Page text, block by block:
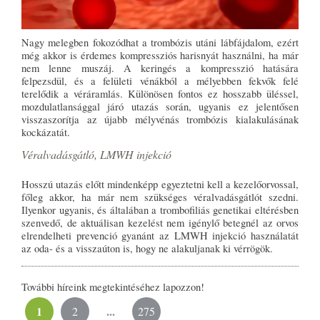
Nagy melegben fokozódhat a trombózis utáni lábfájdalom, ezért
még akkor is érdemes kompressziós harisnyát használni, ha már
nem lenne muszáj. A keringés a kompresszió hatására
felpezsdül, és a felületi vénákból a mélyebben fekvők felé
terelődik a véráramlás. Különösen fontos ez hosszabb üléssel,
mozdulatlansággal járó utazás során, ugyanis ez jelentősen
visszaszorítja az újabb mélyvénás trombózis kialakulásának
kockázatát.
Véralvadásgátló, LMWH injekció
Hosszú utazás előtt mindenképp egyeztetni kell a kezelőorvossal,
főleg akkor, ha már nem szükséges véralvadásgátlót szedni.
Ilyenkor ugyanis, és általában a trombofiliás genetikai eltérésben
szenvedő, de aktuálisan kezelést nem igénylő betegnél az orvos
elrendelheti prevenció gyanánt az LMWH injekció használatát
az oda- és a visszaúton is, hogy ne alakuljanak ki vérrögök.
További híreink megtekintéséhez lapozzon!
1 2 ... 275